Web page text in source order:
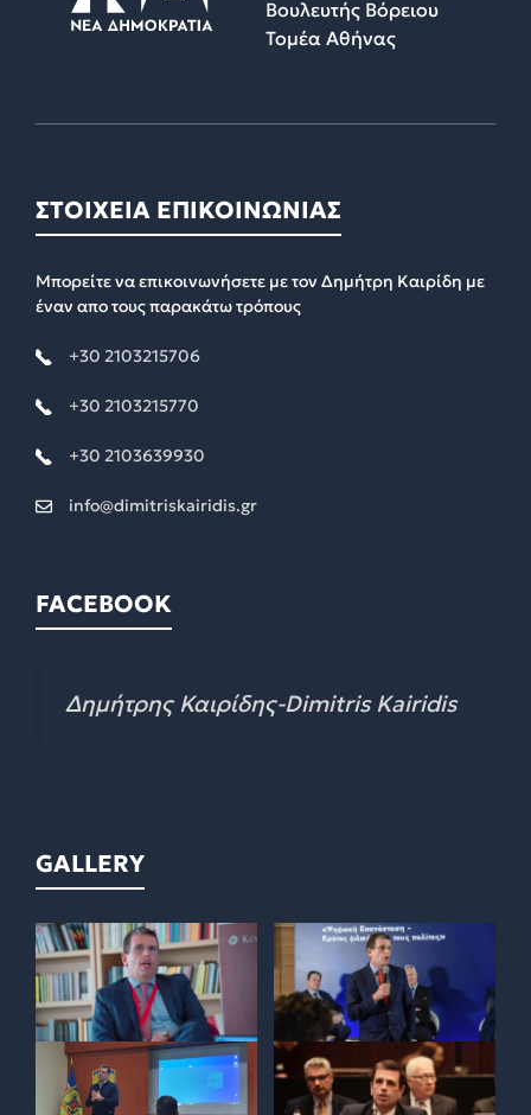
Βουλευτής Βόρειου
Τομέα Αθήνας
ΣΤΟΙΧΕΙΑ ΕΠΙΚΟΙΝΩΝΙΑΣ
Μπορείτε να επικοινωνήσετε με τον Δημήτρη Καιρίδη με
έναν απο τους παρακάτω τρόπους
+30 2103215706
+30 2103215770
+30 2103639930
info@dimitriskairidis.gr
FACEBOOK
Δημήτρης Καιρίδης-Dimitris Kairidis
GALLERY